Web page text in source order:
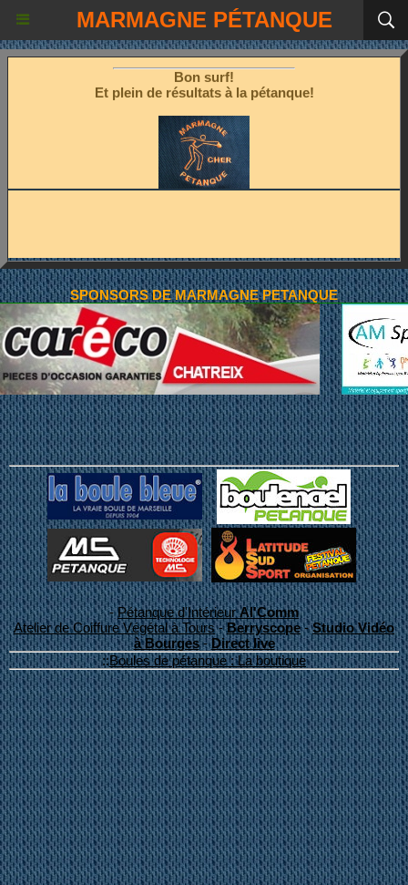
MARMAGNE PÉTANQUE
Les fêtes étant terminées!
Place à la pétanque!
Bon surf!
Et plein de résultats à la pétanque!
SPONSORS DE MARMAGNE PETANQUE
-Pétanque d'IntérieurAl'Comm
Atelier de Coiffure Végétal à Tours-Berryscope-Studio Vidéo
à Bourges-Direct live
::Boules de pétanque : La boutique